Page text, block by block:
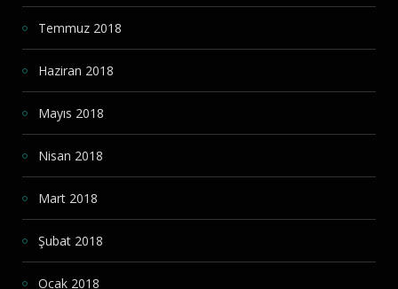
Temmuz 2018
Haziran 2018
Mayıs 2018
Nisan 2018
Mart 2018
Şubat 2018
Ocak 2018